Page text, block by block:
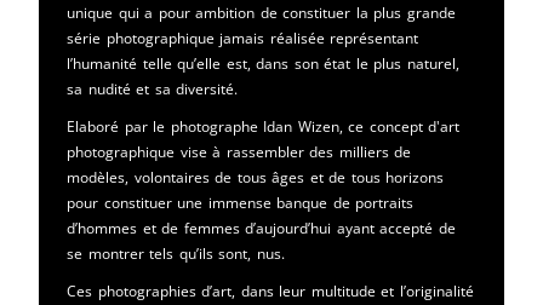
unique qui a pour ambition de constituer la plus grande
série photographique jamais réalisée représentant
l’humanité telle qu’elle est, dans son état le plus naturel,
sa nudité et sa diversité.
Elaboré par le photographe Idan Wizen, ce concept d'art
photographique vise à rassembler des milliers de
modèles, volontaires de tous âges et de tous horizons
pour constituer une immense banque de portraits
d’hommes et de femmes d’aujourd’hui ayant accepté de
se montrer tels qu’ils sont, nus.
Ces photographies d’art, dans leur multitude et l’originalité